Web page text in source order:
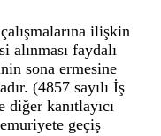
ilişkin
alınması faydalı
sona ermesine
(4857 sayılı İş
kanıtlayıcı
geçiş